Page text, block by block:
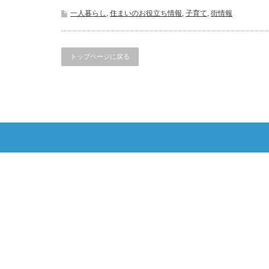
一人暮らし 住まいのお役立ち情報 子育て 街情報
トップページに戻る